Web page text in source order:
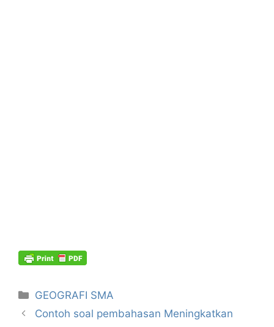
Kategori
GEOGRAFI SMA
Contoh soal pembahasan Meningkatkan